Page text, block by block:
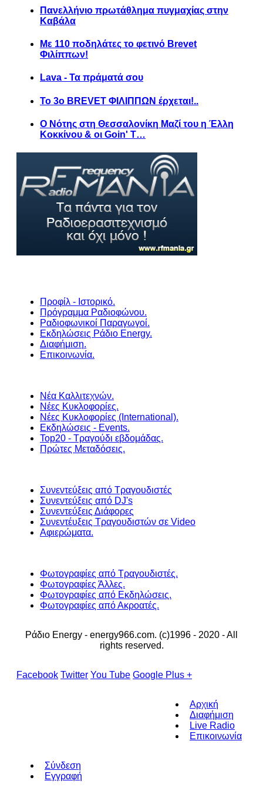
Πανελλήνιο πρωτάθλημα πυγμαχίας στην
Καβάλα
Με 110 ποδηλάτες το φετινό Brevet
Φιλίππων!
Lava - Τα πράματά σου
Το 3ο BREVET ΦΙΛΙΠΠΩΝ έρχεται!..
Ο Νότης στη Θεσσαλονίκη Μαζί του η Έλλη
Κοκκίνου & οι Goin' T…
Προφίλ - Ιστορικό.
Πρόγραμμα Ραδιοφώνου.
Ραδιοφωνικοί Παραγωγοί.
Εκδηλώσεις Ράδιο Energy.
Διαφήμιση.
Επικοινωνία.
Νέα Καλλιτεχνών.
Νέες Κυκλοφορίες.
Νέες Κυκλοφορίες (International).
Εκδηλώσεις - Events.
Top20 - Τραγούδι εβδομάδας.
Πρώτες Μεταδόσεις.
Συνεντεύξεις από Τραγουδιστές
Συνεντεύξεις από DJ's
Συνεντεύξεις Διάφορες
Συνεντέυξεις Τραγουδιστών σε Video
Αφιερώματα.
Φωτογραφίες από Τραγουδιστές.
Φωτογραφίες Άλλες.
Φωτογραφίες από Εκδηλώσεις.
Φωτογραφίες από Ακροατές.
Ράδιο Energy - energy966.com. (c)1996 - 2020 - All
rights reserved.
Facebook Twitter You Tube Google Plus +
Αρχική
Διαφήμιση
Live Radio
Επικοινωνία
Σύνδεση
Εγγραφή